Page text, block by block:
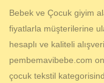
Bebek ve Çocuk giyim
fiyatlarla müşterilerine
hesaplı ve kaliteli
pembemavibebe.com
çocuk tekstil